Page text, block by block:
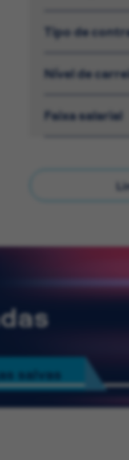
Tipo de
Nível de
Faixa salarial
salvas